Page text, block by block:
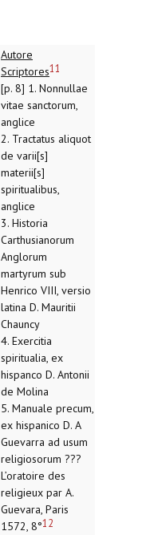
Autore
Scriptores11
[p. 8] 1. Nonnullae
vitae sanctorum,
anglice
2. Tractatus aliquot
de varii[s]
materii[s]
spiritualibus,
anglice
3. Historia
Carthusianorum
Anglorum
martyrum sub
Henrico VIII, versio
latina D. Mauritii
Chauncy
4. Exercitia
spiritualia, ex
hispanco D. Antonii
de Molina
5. Manuale precum,
ex hispanico D. A
Guevarra ad usum
religiosorum ???
L’oratoire des
religieux par A.
Guevara, Paris
1572, 8°12